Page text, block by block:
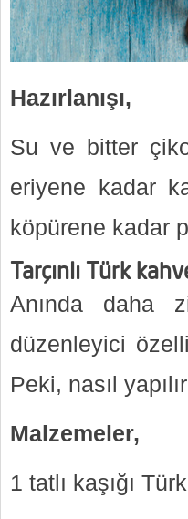
Hazırlanışı,
Su ve bitter
eriyene kadar
köpürene kadar
Tarçınlı Türk
Anında daha
düzenleyici
Peki, nasıl
Malzemeler,
1 tatlı kaşığı